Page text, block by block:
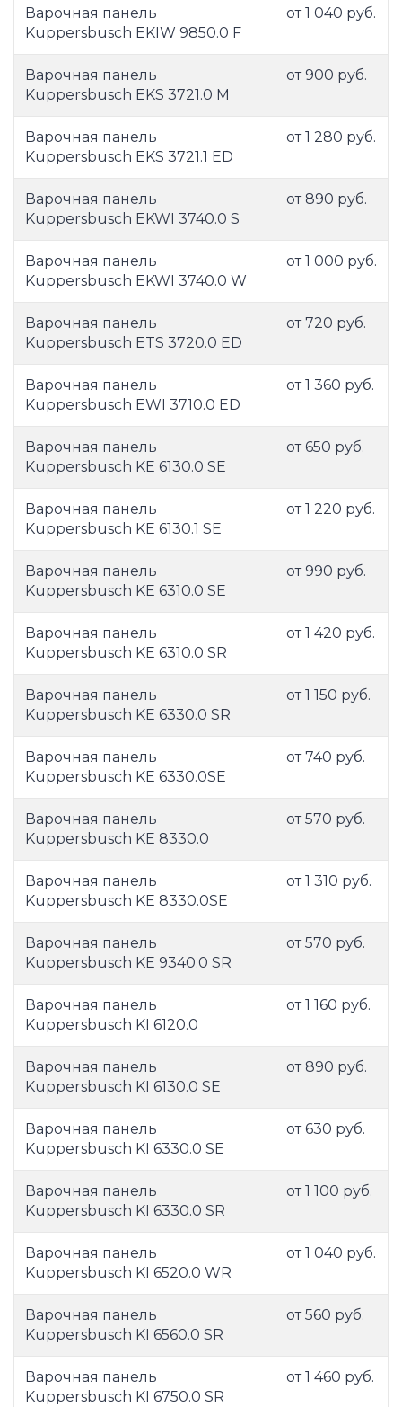
Варочная панель
Kuppersbusch EKIW 9850.0 F
от 1 040 руб.
Варочная панель
Kuppersbusch EKS 3721.0 M
от 900 руб.
Варочная панель
Kuppersbusch EKS 3721.1 ED
от 1 280 руб.
Варочная панель
Kuppersbusch EKWI 3740.0 S
от 890 руб.
Варочная панель
Kuppersbusch EKWI 3740.0 W
от 1 000 руб.
Варочная панель
Kuppersbusch ETS 3720.0 ED
от 720 руб.
Варочная панель
Kuppersbusch EWI 3710.0 ED
от 1 360 руб.
Варочная панель
Kuppersbusch KE 6130.0 SE
от 650 руб.
Варочная панель
Kuppersbusch KE 6130.1 SE
от 1 220 руб.
Варочная панель
Kuppersbusch KE 6310.0 SE
от 990 руб.
Варочная панель
Kuppersbusch KE 6310.0 SR
от 1 420 руб.
Варочная панель
Kuppersbusch KE 6330.0 SR
от 1 150 руб.
Варочная панель
Kuppersbusch KE 6330.0SE
от 740 руб.
Варочная панель
Kuppersbusch KE 8330.0
от 570 руб.
Варочная панель
Kuppersbusch KE 8330.0SE
от 1 310 руб.
Варочная панель
Kuppersbusch KE 9340.0 SR
от 570 руб.
Варочная панель
Kuppersbusch KI 6120.0
от 1 160 руб.
Варочная панель
Kuppersbusch KI 6130.0 SE
от 890 руб.
Варочная панель
Kuppersbusch KI 6330.0 SE
от 630 руб.
Варочная панель
Kuppersbusch KI 6330.0 SR
от 1 100 руб.
Варочная панель
Kuppersbusch KI 6520.0 WR
от 1 040 руб.
Варочная панель
Kuppersbusch KI 6560.0 SR
от 560 руб.
Варочная панель
Kuppersbusch KI 6750.0 SR
от 1 460 руб.